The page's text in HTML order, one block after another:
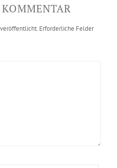
Erforderliche Felder